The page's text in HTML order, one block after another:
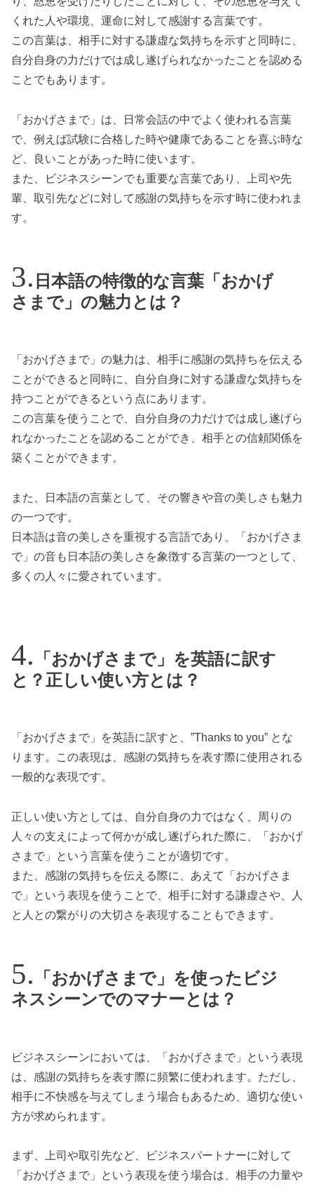
くれた人や環境、運命に対して感謝する言葉です。
この言葉は、相手に対する謙虚な気持ちを示すと同時に、
自分自身の力だけでは成し遂げられなかったことを認める
ことでもあります。
「おかげさまで」は、日常会話の中でよく使われる言葉
で、例えば試験に合格した時や健康であることを喜ぶ時な
ど、良いことがあった時に使います。
また、ビジネスシーンでも重要な言葉であり、上司や先
輩、取引先などに対して感謝の気持ちを示す時に使われま
す。
日本語の特徴的な言葉「おかげ
さまで」の魅力とは？
「おかげさまで」の魅力は、相手に感謝の気持ちを伝える
ことができると同時に、自分自身に対する謙虚な気持ちを
持つことができるという点にあります。
この言葉を使うことで、自分自身の力だけでは成し遂げら
れなかったことを認めることができ、相手との信頼関係を
築くことができます。
また、日本語の言葉として、その響きや音の美しさも魅力
の一つです。
日本語は音の美しさを重視する言語であり、「おかげさま
で」の音も日本語の美しさを象徴する言葉の一つとして、
多くの人々に愛されています。
「おかげさまで」を英語に訳す
と？正しい使い方とは？
「おかげさまで」を英語に訳すと、”Thanks to you” とな
ります。この表現は、感謝の気持ちを表す際に使用される
一般的な表現です。
正しい使い方としては、自分自身の力ではなく、周りの
人々の支えによって何かが成し遂げられた際に、「おかげ
さまで」という言葉を使うことが適切です。
また、感謝の気持ちを伝える際に、あえて「おかげさま
で」という表現を使うことで、相手に対する謙虚さや、人
と人との繋がりの大切さを表現することもできます。
「おかげさまで」を使ったビジ
ネスシーンでのマナーとは？
ビジネスシーンにおいては、「おかげさまで」という表現
は、感謝の気持ちを表す際に頻繁に使われます。ただし、
相手に不快感を与えてしまう場合もあるため、適切な使い
方が求められます。
まず、上司や取引先など、ビジネスパートナーに対して
「おかげさまで」という表現を使う場合は、相手の力量や